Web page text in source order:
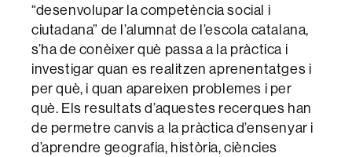
“desenvolupar la competència social i
ciutadana” de l’alumnat de l’escola catalana,
s’ha de conèixer què passa a la pràctica i
investigar quan es realitzen aprenentatges i
per què, i quan apareixen problemes i per
què. Els resultats d’aquestes recerques han
de permetre canvis a la pràctica d’ensenyar i
d’aprendre geografia, història, ciències